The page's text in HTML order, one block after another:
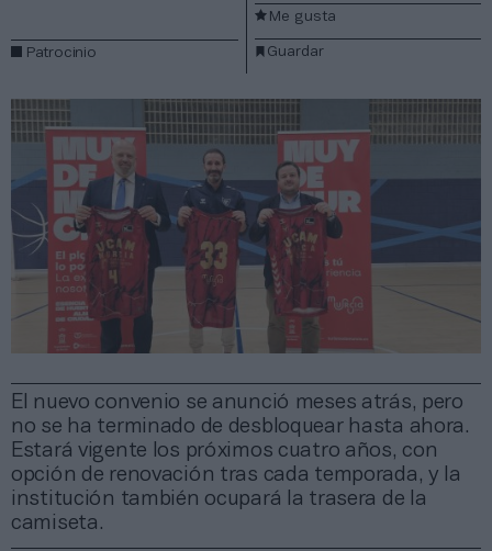
El nuevo convenio se anunció meses atrás, pero
no se ha terminado de desbloquear hasta ahora.
Estará vigente los próximos cuatro años, con
opción de renovación tras cada temporada, y la
institución también ocupará la trasera de la
camiseta.
Patrocinio Guardar
Me gusta